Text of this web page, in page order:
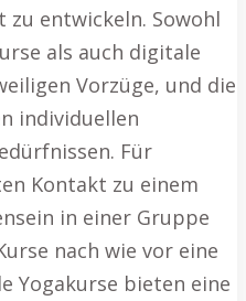
zu entwickeln. Sowohl
als auch digitale
Vorzüge, und die
individuellen
Für
Kontakt zu einem
in einer Gruppe
nach wie vor eine
Yogakurse bieten eine